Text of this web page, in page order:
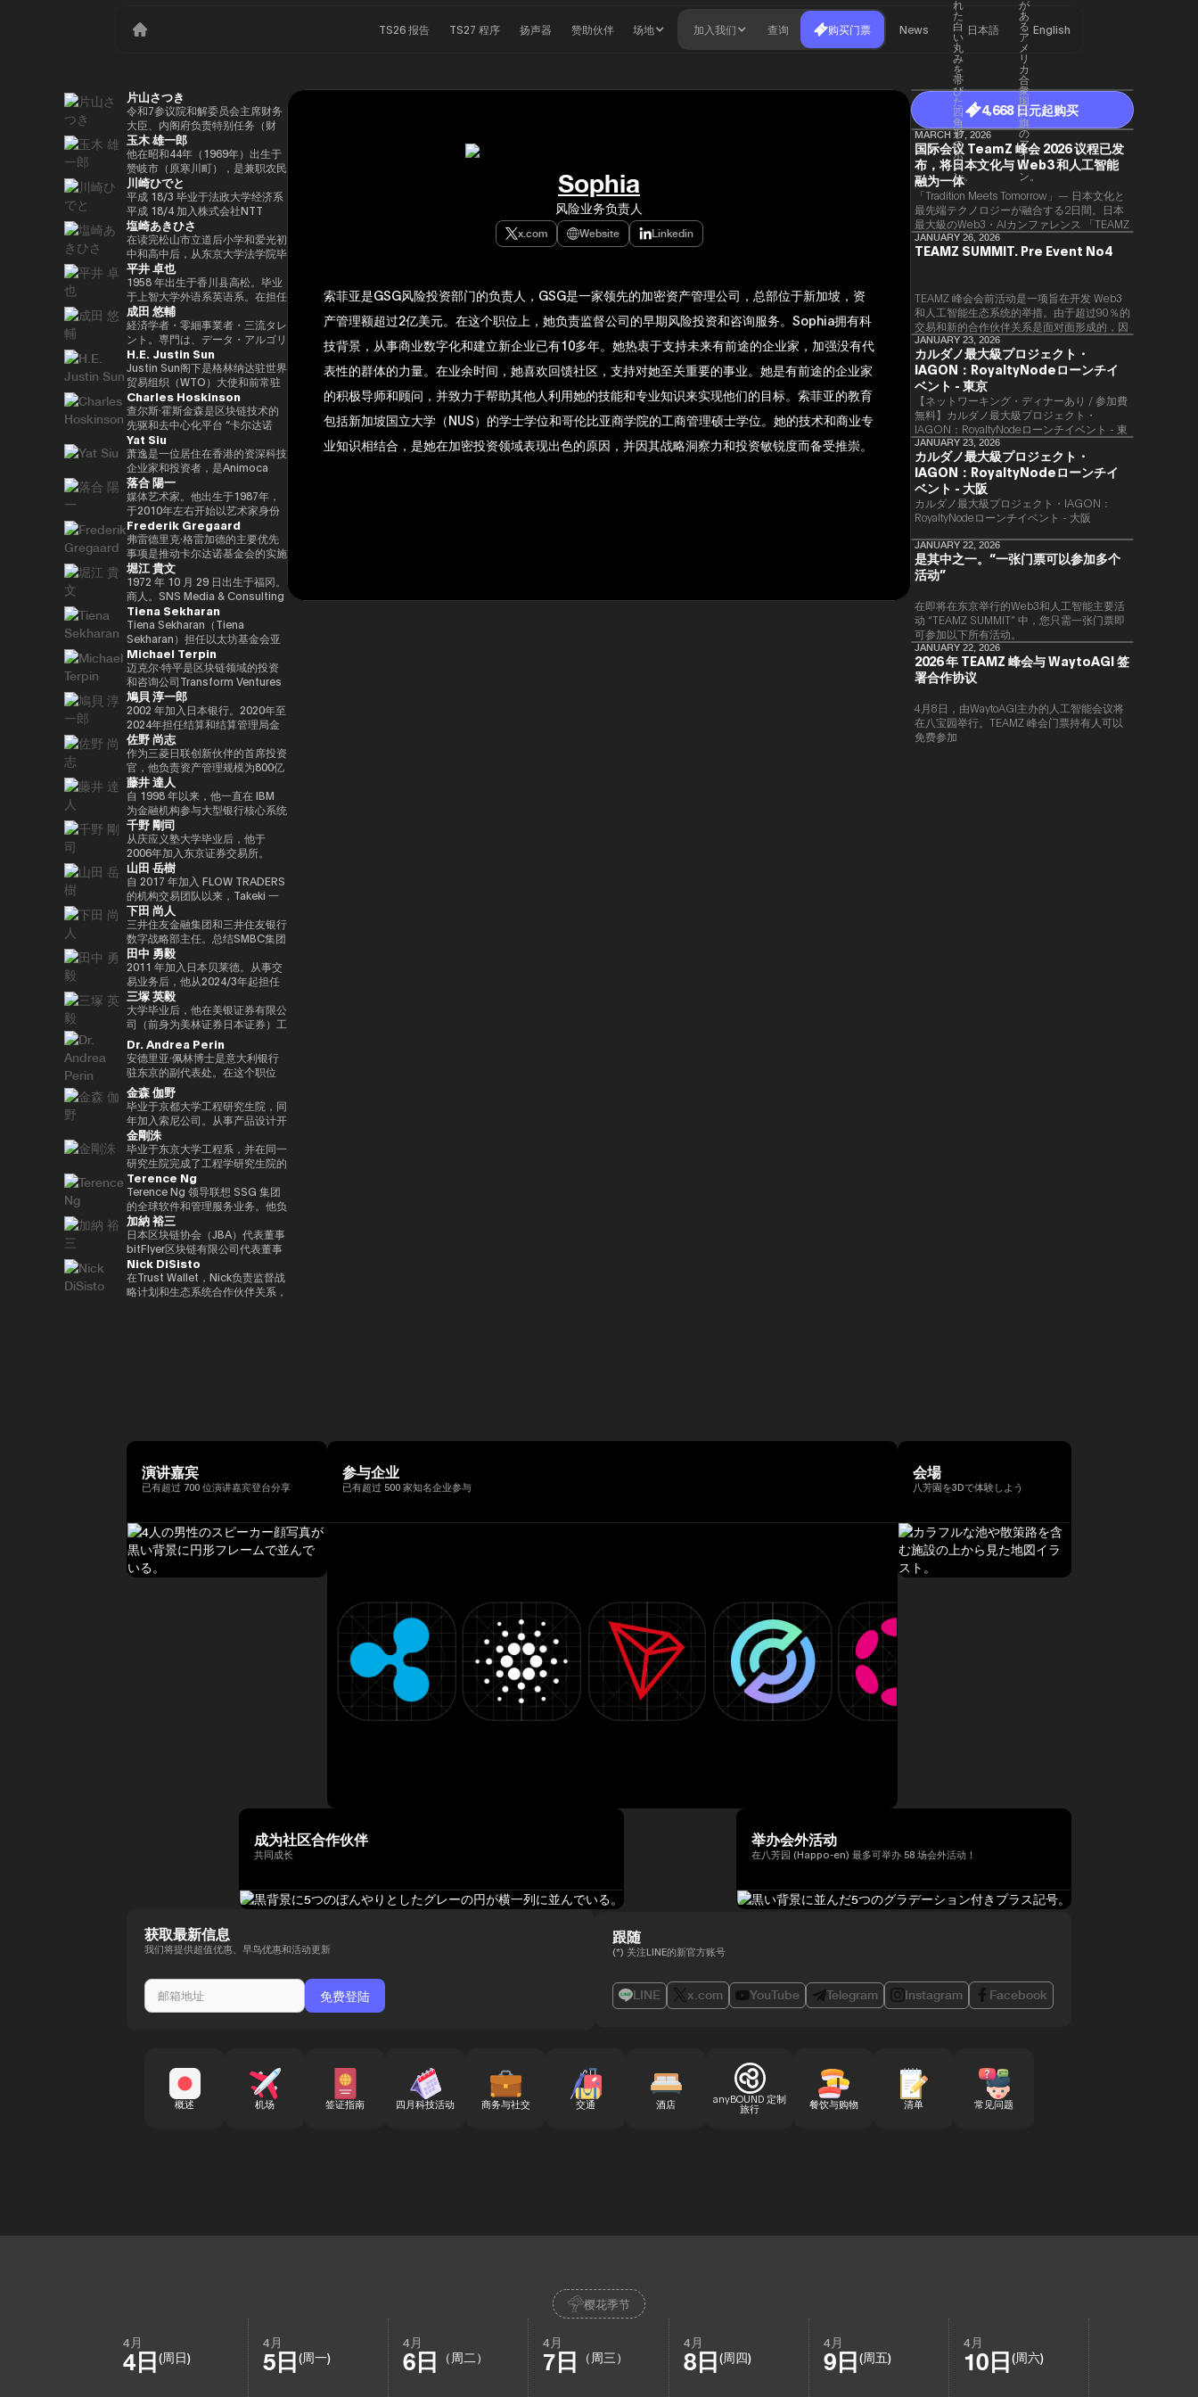
TS26 报告 TS27 程序 扬声器 赞助伙伴 场地 加入我们 查询 购买门票 News 日本語 English
片山さつき
令和7参议院和解委员会主席财务
大臣、内阁府负责特别任务（财
政）税收特别措施和补贴审查的部
长（高志内阁）
玉木 雄一郎
他在昭和44年（1969年）出生于
赞岐市（原寒川町），是兼职农民
的长子，他于昭和63（1988）毕
业于高松高中，平成5年（1993
年）毕业于东京大学法学院，同年
加入财政部 ※1 平成9年（1997
年），在平成完成哈佛大学研究生
院（肯尼迪学院）Isei
17（2005），正在竞选第 44 届
众议院选举。在获得70,177张选
票但以浪人身份失败了4年之后，
他在第45届众议院选举中获得了
109,863张选票，在平成
24（2012）第46届众议院选举中
获得79,153张选票，赢得第二个
任期，在平成26（2014）第47届
众议院选举中获得78,797张选
票，并在平成28（2016）民主党
竞选第三个任期进步党代表选举。
他被任命为该党代理秘书长，在平
成29年（2017年）的第48届众议
院选举中获得82,345张选票，并
当选第四任期（由香川县第二区希
望党正式批准），并竞选希望党联
合代表选举。希望党代表（11
月-）平成30年（2018年）全国民
主党联合代表（5月至9月）全国
民主党代表（9月〜）新国民民主
党通过令和2（2020）支部党成立
并成为代表（9月）（9月），在
令和3（2021）第49届众议院选
举的第49届众议院选举中获得
94,530张选票，当选为众议员到
目前为止，第 5 学期
2025.05.01。8月财政部（现为财
务部）在职1997/7至1999/6借调
至外务省（中东第一司）
20007/2001/6 金融厅证券交易监
督委员会 2001/7 至 2002/6 国税
厅大阪国税局总务科科长 2002/7
至 2005/6（负责特别任务的部长
官专家）2005/7 至 2005/8 财政
部首席审计局
川崎ひでと
平成 18/3 毕业于法政大学经济系
平成 18/4 加入株式会社NTT
DOCOMO 平成 29/8 众议院议员
川崎二郎秘书 玲和 3/10 在第 49
届众议院大选中首次当选 玲和
6/10 在第50届众议院大选中连任
玲和 6/11 内务通信国会副大臣
（第二届石原内阁） Reiwa 7/10
数字部长议会副部长、内阁府议会
副部长（第一届高中内阁） 玲和
8/2 数字部长议会副部长、内阁府
议会副部长（第二届高中内阁）
塩崎あきひさ
在读完松山市立道后小学和爱光初
中和高中后，从东京大学法学院毕
业后，他是长岛/小野/常松律师事
务所的合伙人律师。2021年，他
在众议院大选（爱媛县第一区）中
首次当选。前国会卫生、劳工和福
利部副部长。在党内，在经历过副
秘书长的经历后，他成为国会对策
委员会副主席。情报战略部、科
学、技术和创新战略部以及
AI/Web3小组委员会的秘书负责
人。
平井 卓也
1958 年出生于香川县高松。毕业
于上智大学外语系英语系。在担任
电通株式会社、西日本广播公司等
公司的总裁兼代表董事后，他在
2000年的第42届众议院选举中首
次当选。从那时起，他已经连续
10次当选。他先后担任过自民党
经济、工业和总务部主席、政治事
务研究委员会副主席、内阁府（负
责信息技术）大臣、国土、基础设
施、运输和旅游、内阁常务委员会
主席等职务，并以自民党信息技术
战略和特别任务委员会主席的身份
领导自民党的信息技术政策。平成
30/10年第四届安倍改组内阁中任
命了信息技术大臣和负责特殊任务
（科学和技术/知识产权战略/酷日
本战略/太空政策）的部长。负责
数字改革的部长在Reiwa 2的须贺
内阁中就职。第一任数字事务部长
在Reiwa 3就职。现任自民党公共
关系部主任兼数字社会促进部经
理。
成田 悠輔
経済学者・零細事業者・三流タレ
ント。専門は、データ・アルゴリ
ズム・ポエム・思想を組み合わせ
たビジネスと公共政策の想像とデ
ザイン。多分野の学術誌・学会に
研究を発表、多くの企業や自治体
と共同事業を行う。報道・討論・
お笑い・アート・ファッションな
ど多様な動画や雑誌の企画や出演
にも関わる。著書『22世紀の資
本主義：やがてお金は絶滅する』
『22世紀の民主主義：選挙はア
ルゴリズムになり、政治家はネコ
になる』、番組「成田悠輔と愛す
べき非生産性の世界」「夜明け前
のPLAYERS」「成田悠輔の聞か
れちゃいけない話」「walk」
「書く気がおきない」など。
H.E. Justin Sun
Justin Sun阁下是格林纳达驻世界
贸易组织（WTO）大使和前常驻
代表，世界领先的区块链和
DAOTRON的创始人，以及全球
最大的加密货币交易所之一HTX的
顾问。 他也被称为阿里巴巴创始
人马云培育的人，成为 2025/4 年
全球数字资产行业最著名和最有影
响力的人物之一，登上了《福布
斯》杂志的封面。 此外，它在国
际上获得了高度赞誉，例如多次入
选福布斯 “30岁以下30人（消费技
术部门）”。 2025/8 年，我登上
了 “蓝色起源 NS-34” 任务，并作
为世界上第 712 位宇航员前往太
空。 他的兴趣涵盖科技、投资、
艺术、慈善、游戏和太空探索。
Charles Hoskinson
查尔斯·霍斯金森是区块链技术的
先驱和去中心化平台 “卡尔达诺
（卡尔达诺）” 的创始人。他最初
是以太坊的联合创始人之一，在数
学逻辑和密码学方面有着深厚的背
景。卡尔达诺的特点是在学术研究
和同行评审的基础上开发的，旨在
促进金融普惠和智能合约。目前，
他以输入输出全球（IOG）首席执
行官的身份领导卡尔达诺的技术开
发。
Yat Siu
萧逸是一位居住在香港的资深科技
企业家和投资者，是Animoca
Brands的联合创始人兼执行主
席。Animoca Brands是区块链和
游戏领域的全球领导者，其使命是
为全球游戏玩家和互联网用户提供
数字产权。通过这样做，我们的目
标是实现一个更公平的数字框架，
这将有助于建立新的资产类别、边
玩边赚的经济和开放的元宇宙。
Yat 于 1990 年在德国雅达利开始
了他的职业生涯。1995年，他移
居香港，创立了香港
Cybercity/Freenation，这是亚
洲第一个免费网页和免费电子邮件
服务提供商。1998 年，他创立了
Outblaze，该公司被公认为多语
言白标网络服务的先驱。
Outblaze的消息业务于2009年被
出售给了IBM，然后Outblaze转
变为孵化器，旨在促进在数字娱乐
领域开发服务和产品的项目和公
司。Animoca Brands就是这样一
家孵化公司，它成立于2014年。
2017 年，我们建立了道尔顿学习
实验室，这是一个课后数字实验
室，旨在培养发散思维和设计思维
等技能，而这些技能在传统教育体
系中并不受到重视。他还是
ThinkBlaze的创始人，
ThinkBlaze是Outblaze的研究部
门，负责研究技术中具有社会意义
的问题。自2018年以来，Yat一直
是游戏行业使用区块链和NFT（不
可替代代币）的早期支持者。人们
认为，这将使游戏玩家能够真正拥
有游戏中的资产和数据，进而拥有
价值本身。Yat 对去中心化应用程
序和数字资产的潜力有了清晰的认
识，很快带领 Animoca Brands
在区块链、游戏、NFT 和开放的
元宇宙中占据了领导地位。
Animoca Brands已经开发了多个
以NFT为中心的子公司和产品组，
还投资了540多家区块链相关公
司，以建立世界上最大的区块链投
资组合之一。迄今为止，Yat先生
获得了许多荣誉，并被世界经济论
坛选为 “明日全球领袖” 之一，在
DHL/SCMP大奖中被选为 “年度青
年企业家”，并被Cointelegraph
评选为 “区块链行业值得关注的
100位人物”。此外，Yat先生是一
位接受过古典音乐正规培训的音乐
家，曾担任BAFTA（英国电影电
视艺术学院）的顾问委员会成员和
亚洲青年管弦乐团的董事会成员。
如有必要，可以准备更自然、更精
致的日语版本来介绍演讲者。
落合 陽一
媒体艺术家。他出生于1987年，
于2010年左右开始以艺术家身份
工作。她的作品以物化、转型和对
边界地区群众的钦佩为主题。筑波
大学/东京大学副教授，2025年日
本国际博览会（大阪/关西世博
会）主题项目制作人。写真集《渴
望弥撒（2019年阿曼那）》和
NFT作品《波浪的再数字化
（2021年基金会）》等获得了
2016年PrixarElectronica荣誉
奖、欧盟的StartsPrize和2019年
SXSWCreative
ExperienceArrowardsCreative
ExperienceArrowards。《阿波
罗》杂志40岁以下40位艺术与科
技，亚洲数字艺术奖卓越奖，以及
日本媒体艺术节艺术部评审委员会
推荐的许多作品。
Frederik Gregaard
弗雷德里克·格雷加德的主要优先
事项是推动卡尔达诺基金会的实施
战略，领导每项使命的整合和执
行，并实现快速价值创造，以使用
卡尔达诺实现包容性和公平的增
长。在加入基金会之前，他在瑞士
和斯堪的纳维亚国家工作了17年
以上，在专业服务和金融行业工
作，专注于资本市场、数字资产管
理、私人银行和交易基础设施。
堀江 貴文
1972 年 10 月 29 日出生于福冈。
商人。SNS Media & Consulting
Co., Ltd. 的创始人目前，他们活
跃于火箭开发、应用生产以及作为
预防医学促进协会对人们进行预防
医学教育等各个领域。会员制在线
沙龙 “堀江隆文创新大学（HIU）”
正在开发各种项目，拥有近700名
会员。
http://salon.horiemon.com 这
本书《如果你花钱，就用它来保护
自己的身体》。“CHATGPT 与
“没有未来工作的人”、“2035 年日
本堀右卫门在 10 年后对未来的完
整预测” 等
Tiena Sekharan
Tiena Sekharan（Tiena
Sekharan）担任以太坊基金会亚
太地区（APAC）地区机构负责
人，并通过促进企业领域的采用来
领导以太坊生态系统的发展。他的
职业生涯始于传统金融行业，曾担
任雷曼兄弟、法国巴黎银行和摩根
大通等重要职位。在加入以太坊基
金会之前，我属于摩根大通的区块
链部门KineXYS，负责推广摩根大
通硬币和代币化存款等产品。
Michael Terpin
迈克尔·特平是区块链领域的投资
和咨询公司Transform Ventures
的创始人兼首席执行官，同时也是
Supercycle Genesis Partners,
LP的首席执行官兼首席投资官
（CIO）。该基金是世界上第一个
专门研究比特币的算法加密资产对
冲基金，它建立了一个投资假设，
即比特币每个周期都以高价出售，
并以最低价格回购更多比特币。
Turpin是一位经验丰富的高管，作
为连续创业者和投资者活跃了超过
35年，并成功退出多次。基于这
一往绩，成立了位于波多黎各的家
族办公室Transform Capital。他
也被称为比特币的早期投资者和思
想领袖（思想领袖），他参与了包
括以太坊和泰达币在内的重大区块
链项目的初始营销和咨询。由于这
些成就，它被CNBC称为 “加密教
父（加密教父）”。BitAngels 于
2013 年共同创立，BitAngels
Fund 1 于 2014 年共同创立。该
基金以以太坊众筹中以每枚代币
30美分的价格投资100万美元而闻
名。图尔平也是2015年开发了 “比
特币四季模型（比特币的四季）”
的人，他于2024年由天马出版社
出版的《比特币超级周期》一书获
得了高度赞誉，并因准确预测
2024/11年初比特币的历史高点更
新而受到关注。在进入数字资产领
域之前，他创立了Market
Wire（现为GlobeNewsWire）。
该公司目前是阿波罗环球管理旗下
的一个业务部门，规模约为5亿美
元。此外，作为消费互联网早期营
销的先驱，他参与了数十个著名互
联网品牌的发展，首先是The
Motley Fool、America Online
Greenhouse和Earthlink的推出。
作为教育背景，她获得了纽约州立
大学布法罗分校的创意写作硕士学
位。他获得了雪城大学的两个学士
学位，自2000年以来，他还曾在
鳩貝 淳一郎
2002 年加入日本银行。2020年至
2024年担任结算和结算管理局金
融科技小组负责人。2024-2025
年，金融科技中心副主任兼数字货
币验证组负责人。他从 2025/7 年
起被借调，目前担任现任职务。自
2025/4以来，他一直是东京大学
经济学研究生院CARF的受邀研究
员。翻译内容包括 “比特币和区块
链：支持加密货币的技术”（NTT
Publishing）和 “掌握以太坊——
构建智能合约和去中心化应用程
序”（O'Reilly Japan）。合著了
《Web3的未解决问题》（日经英
国石油公司）和《13人对Web3加
密资产的未来预测》（朝日新闻出
版社）。
佐野 尚志
作为三菱日联创新伙伴的首席投资
官，他负责资产管理规模为800亿
日元的基金中的创业投资和业务发
展，主要是在日本、美国和亚洲。
在加入MUIP之前，他曾在独立风
险投资公司Global Brain参与国内
和国际创业投资和CVC管理。在
此之前，他在索尼担任品类经理，
经营海外业务，负责为技术投资和
合资设立以及零售能源业务等新业
务项目提供资金。
藤井 達人
自 1998 年以来，他一直在 IBM
为金融机构参与大型银行核心系统
开发和咨询服务。在微软工作后，
他参与了三菱日联金融集团的创新
业务并领导了DX项目。在AU
Financial Holdings担任执行官、
首席数字官和IT总经理以及微软的
业务执行官兼金融创新部门经理之
后，他目前担任现任职务。通用公
司协会 FINOVATORS 成立。
2021年被任命为日本区块链协会
理事。毕业于同志社大学，在东京
大学完成了第17次EMP。
千野 剛司
从庆应义塾大学毕业后，他于
2006年加入东京证券交易所。
2008年金融危机后，他参与了债
务违约管理流程改进项目，领导了
日本证券清算组织的场外衍生品
（信用违约互换和利率互换）结算
项目，并负责日本交易所集团清算
结算领域的业务规划。自2016年
以来，我一直在PWCJapan首席
执行官办公室（企业规划）支持领
导团队的战略讨论。2018/7年，
他加入了运营全球加密资产交易所
Kraken的Payward, Inc.（美
国），并为金融服务局的注册做出
了贡献。从2020/3年起，他就任
公司在日本的代表。2022/7 年，
他就任币安驻日本代表。完成了牛
津大学工商管理硕士（MBA）学
位。
山田 岳樹
自 2017 年加入 FLOW TRADERS
的机构交易团队以来，Takeki 一
直为机构投资者提供流动性服务，
通过大宗交易覆盖包括 ETF、国
际债券及数字资产在内的多种资产
类别，工作地点涵盖新加坡及香
港。 他同时负责日本业务的整体
发展，与日本国内的机构投资者、
ETF 发行方、交易平台、证券交
易所以及加密资产交易所保持密切
合作。 FLOW TRADERS 已连续
多年获得东京证券交易所颁发的
“最佳做市商”奖项。作为一家上市
公司，FLOW TRADERS 亦积极参
与包括现货加密资产及加密资产
ETF 在内的数字资产流动性提
供，致力于连接传统金融与数字资
产行业。
下田 尚人
三井住友金融集团和三井住友银行
数字战略部主任。总结SMBC集团
在数字资产方面的工作。日本银行
结算与结算服务局顾问，任期至
2025/6。结算与结算管理局利用
新技术（Project Agora等）参与
规划和推广先进的结算项目，以及
关于人工智能对金融系统的影响的
国际研究。他还参与了各种国际政
策讨论机构，例如国际清算银行结
算市场基础设施委员会
（CPMI）、七国集团数字支付专
家组（2023年联席主席）、金融
稳定委员会（FSB）创新网络和
BIS/中央银行CBDC小组。在日本
银行，他还先后担任过长崎分行经
理、香港办事处经理、金融机构局
国际科科长（负责巴塞尔监管）、
国际局规划师等职务。在财务省，
他作为国际组织司的规划官负责国
际金融（FATF、FSB等）。毕业
于一桥大学法学院。我在哈佛大学
攻读了计算机科学专业 AI。
田中 勇毅
2011 年加入日本贝莱德。从事交
易业务后，他从2024/3年起担任
贝莱德全球市场经理，负责监督交
易、证券借贷和现金管理。他还曾
在日本的数字战略领域工作。自
2025 年 1 月起，他还担任全球产
品解决方案部，负责监督同一部门
的过渡管理。
三塚 英毅
大学毕业后，他在美银证券有限公
司（前身为美林证券日本证券）工
作，在法国巴黎银行证券有限公司
担任多个职位后，他成为全球市场
管理部的首席运营官。在Web3公
司Animoca Brands Co., Ltd.成
立时担任首席运营官后，他自
2024/3年以来一直担任现任职
务。
Dr. Andrea Perin
安德里亚·佩林博士是意大利银行
驻东京的副代表处。在这个职位
上，我负责日本、韩国、台湾、澳
大利亚和新西兰的经济政策讨论和
宏观经济和金融趋势的分析。我们
还努力通过与当地金融和监管机
构、机构投资者和商界的对话，增
进对意大利经济的理解，进一步加
强两国之间的经济和金融关系。他
在中央银行、银行监管机构以及包
括欧洲中央银行（ECB）和欧洲投
资银行（EIB）在内的国际金融机
构拥有超过15年的经验，在金融
监管、治理和合规方面拥有深厚的
专业知识。我获得了罗马托尔维加
塔大学关于健全监管和监管机构制
裁权限的法学博士学位。
金森 伽野
毕业于京都大学工程研究生院，同
年加入索尼公司。从事产品设计开
发、产品策划和营销工作。之后，
我以互联网证券和经验丰富的客户
体验、CX策略推广等方式推出了
一项新的金融科技业务。于2022
年加入索尼银行，目前正在以索尼
银行DX业务规划经理的身份推广
与Web3相关的新业务规划。
金剛洙
毕业于东京大学工程系，并在同一
研究生院完成了工程学研究生院的
课程。加入花旗证券有限公司，从
事日本政府债券和利率衍生品的交
易业务。之后，他加入了松尾实验
室株式会社，一直负责机器学习项
目的规划、PoC 和开发。他于
2022年就任公司董事，还成立了
一个专门研究生成式人工智能的新
风险投资基金。
Terence Ng
Terence Ng 领导联想 SSG 集团
的全球软件和管理服务业务。他负
责推动战略性微软云解决方案提供
商 (CSP) 计划，并与微软合作推
进整体相关服务解决方案。他在安
全、软件、云和人工智能生态系统
领域领导全球市场的重要战略合作
伙伴关系和销售。 自2011年加入
好的记录。 Terence Ng 拥有新加
坡南洋理工大学的商业研究学士学
位。他目前居住在新加坡，是区块
链和人工智能技术的狂热粉丝。
加納 裕三
日本区块链协会（JBA）代表董事
bitFlyer区块链有限公司代表董事
高盛证券有限公司等，他在
2014/1年共同创立了bitFlyer有限
公司。 自bitFlyer成立以来，它一
块链协会（JBA）的代表董事、一
般注册协会日本元界顾问、
ISO/TC307全国审议委员会代表
委员会成员和国防部意见领袖。
七国集团就业创新部长级会议、
2019年G20/V20虚拟资产服务提
供商峰会以及由内阁秘书处主办的
公私数据利用促进基本计划执行委
员会等，并雄心勃勃地致力于
Nick DiSisto
在Trust Wallet，Nick负责监督战
略计划和生态系统合作伙伴关系，
同时与产品、安全、工程和营销等
各个部门密切合作。Nick 专注于
“将代码转化为现实世界的价值”，
正在将自托管钱包发展为下一代金
塑造其未来。
Sophia
风险业务负责人
x.com Website Linkedin
索菲亚是GSG风险投资部门的负责人，GSG是一家领先的加密资产管理公司，总部位于新加坡，资
产管理额超过2亿美元。在这个职位上，她负责监督公司的早期风险投资和咨询服务。Sophia拥有科
技背景，从事商业数字化和建立新企业已有10多年。她热衷于支持未来有前途的企业家，加强没有代
表性的群体的力量。在业余时间，她喜欢回馈社区，支持对她至关重要的事业。她是有前途的企业家
的积极导师和顾问，并致力于帮助其他人利用她的技能和专业知识来实现他们的目标。索菲亚的教育
包括新加坡国立大学（NUS）的学士学位和哥伦比亚商学院的工商管理硕士学位。她的技术和商业专
业知识相结合，是她在加密投资领域表现出色的原因，并因其战略洞察力和投资敏锐度而备受推崇。
4,668 日元起购买
MARCH 17, 2026
国际会议 TeamZ 峰会 2026 议程已发
布，将日本文化与 Web3 和人工智能
融为一体
「Tradition Meets Tomorrow」— 日本文化と
最先端テクノロジーが融合する2日間。日本
最大級のWeb3・AIカンファレンス 「TEAMZ
Summit 2026」 が、2026年4月7日・8日に
東京・八芳園にて開催されます。今年のテー
る、特別な2日間となります。このたび、公
式アジェンダが公開されました。（※登壇者
のスケジュール等の都合により、開催までに
内容が変更となる可能性があります。）
JANUARY 26, 2026
TEAMZ SUMMIT. Pre Event No4
TEAMZ 峰会会前活动是一项旨在开发 Web3
和人工智能生态系统的举措。由于超过90％的
交易和新的合作伙伴关系是面对面形成的，因
此TEAMZ将在本次活动之前举行一次数量有
限的交流会议，以在轻松的氛围中促进高质量
的交流。
JANUARY 23, 2026
カルダノ最大級プロジェクト・
IAGON：RoyaltyNodeローンチイ
ベント - 東京
【ネットワーキング・ディナーあり / 参加費
無料】カルダノ最大級プロジェクト・
IAGON：RoyaltyNodeローンチイベント - 東
京
JANUARY 23, 2026
カルダノ最大級プロジェクト・
IAGON：RoyaltyNodeローンチイ
ベント - 大阪
​カルダノ最大級プロジェクト・IAGON：
RoyaltyNodeローンチイベント - 大阪
JANUARY 22, 2026
是其中之一。“一张门票可以参加多个
活动”
在即将在东京举行的Web3和人工智能主要活
动 “TEAMZ SUMMIT” 中，您只需一张门票即
可参加以下所有活动。
JANUARY 22, 2026
2026 年 TEAMZ 峰会与 WaytoAGI 签
署合作协议
4月8日，由WaytoAGI主办的人工智能会议将
在八宝园举行。TEAMZ 峰会门票持有人可以
免费参加
演讲嘉宾
已有超过 700 位演讲嘉宾登台分享
参与企业
已有超过 500 家知名企业参与
会場
八芳園を3Dで体験しよう
成为社区合作伙伴
共同成长
举办会外活动
在八芳园 (Happo-en) 最多可举办 58 场会外活动！
获取最新信息
我们将提供超值优惠、早鸟优惠和活动更新
跟随
(*) 关注LINE的新官方账号
LINE x.com YouTube Telegram Instagram Facebook
概述 机场 签证指南 四月科技活动 商务与社交 交通 酒店 anyBOUND 定制
旅行 餐饮与购物 清单 常见问题
樱花季节
4月
4日 (周日)
4月
5日(周一)
4月
6日 （周二）
4月
7日 （周三）
4月
8日 (周四)
4月
9日 (周五)
4月
10日 (周六)